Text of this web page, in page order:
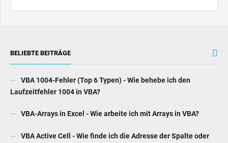
BELIEBTE BEITRÄGE
VBA 1004-Fehler (Top 6 Typen) - Wie behebe ich den
Laufzeitfehler 1004 in VBA?
VBA-Arrays in Excel - Wie arbeite ich mit Arrays in VBA?
VBA Active Cell - Wie finde ich die Adresse der Spalte oder